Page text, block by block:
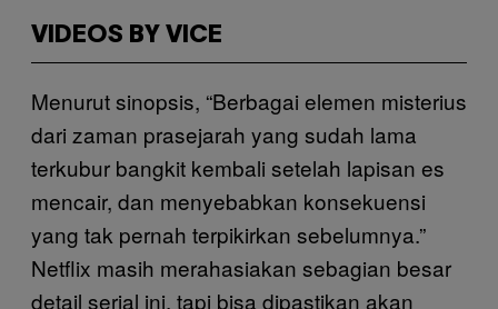
VIDEOS BY VICE
Menurut sinopsis, “Berbagai elemen misterius
dari zaman prasejarah yang sudah lama
terkubur bangkit kembali setelah lapisan es
mencair, dan menyebabkan konsekuensi
yang tak pernah terpikirkan sebelumnya.”
Netflix masih merahasiakan sebagian besar
detail serial ini, tapi bisa dipastikan akan